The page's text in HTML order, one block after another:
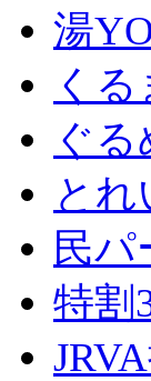
湯
く
ぐる
とれ
民パ
特割